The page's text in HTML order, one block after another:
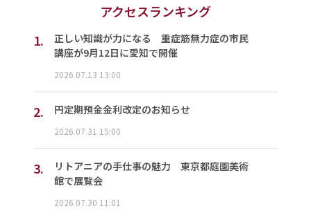
アクセスランキング
1.
正しい知識が力になる 重症筋無力症の市民
講座が9月12日に愛知で開催
2026.07.13 13:00
2. 円定期預金金利改定のお知らせ
2026.07.31 15:00
3.
リトアニアの手仕事の魅力 東京都庭園美術
館で展覧会
2026.07.30 11:01